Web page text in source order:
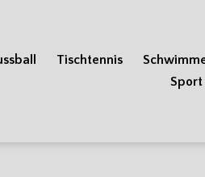
Tischtennis
Sport